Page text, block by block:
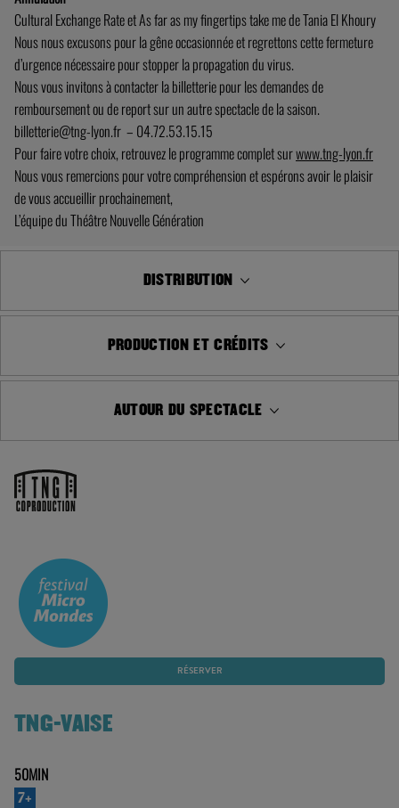
Cultural Exchange Rate et As far as my fingertips take me de Tania El Khoury
Nous nous excusons pour la gêne occasionnée et regrettons cette fermeture
d’urgence nécessaire pour stopper la propagation du virus.
Nous vous invitons à contacter la billetterie pour les demandes de
remboursement ou de report sur un autre spectacle de la saison.
billetterie@tng-lyon.fr – 04.72.53.15.15
Pour faire votre choix, retrouvez le programme complet surwww.tng-lyon.fr
Nous vous remercions pour votre compréhension et espérons avoir le plaisir
de vous accueillir prochainement,
L’équipe du Théâtre Nouvelle Génération
DISTRIBUTION
PRODUCTION ET CRÉDITS
AUTOUR DU SPECTACLE
RÉSERVER
TNG-VAISE
50MIN
7+